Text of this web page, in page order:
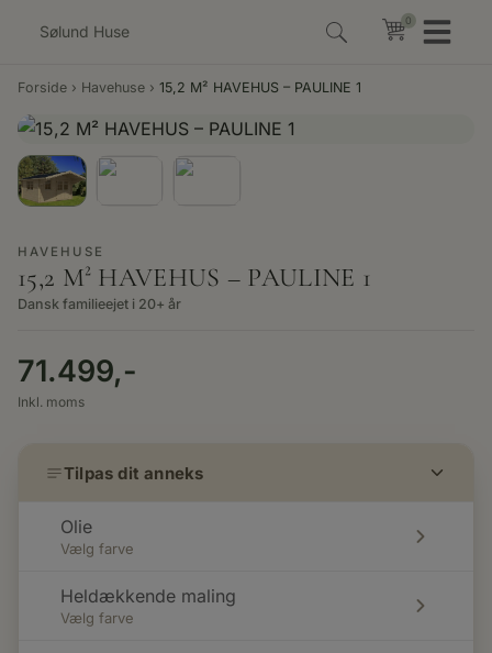
00
Forside › Havehuse › 15,2 M² HAVEHUS – PAULINE 1
HAVEHUSE
15,2 M² HAVEHUS – PAULINE 1
Dansk familieejet i 20+ år
71.499,-
Inkl. moms
Tilpas dit anneks
Olie
Vælg farve
Heldækkende maling
Vælg farve